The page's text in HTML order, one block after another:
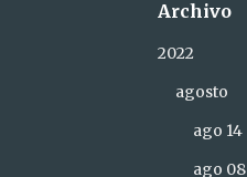
Archivo
2022
agosto
ago 14
ago 08